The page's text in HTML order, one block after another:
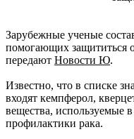
Зарубежные ученые
помогающих защититься
передают Новости Ю.
Известно, что в списке
входят кемпферол,
вещества, используемые
профилактики рака.